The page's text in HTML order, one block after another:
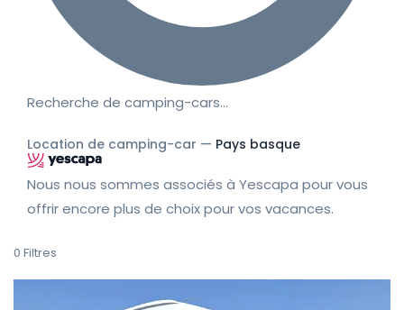
Recherche de camping-cars…
Location de camping-car — Pays basque
Nous nous sommes associés à Yescapa pour vous
offrir encore plus de choix pour vos vacances.
0 Filtres